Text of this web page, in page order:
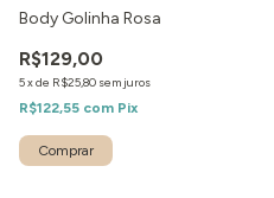
Body Golinha Rosa
R$129,00
5xde R$25,80 sem juros
R$122,55 com Pix